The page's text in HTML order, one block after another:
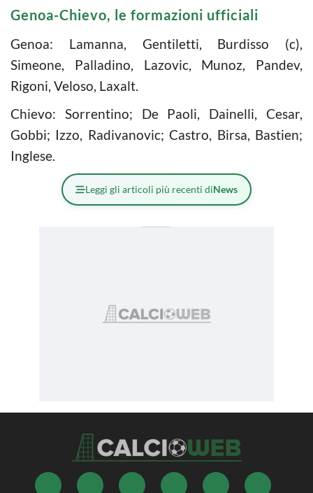
Genoa-Chievo, le formazioni ufficiali
Genoa: Lamanna, Gentiletti, Burdisso (c),
Simeone, Palladino, Lazovic, Munoz, Pandev,
Rigoni, Veloso, Laxalt.
Chievo: Sorrentino; De Paoli, Dainelli, Cesar,
Gobbi; Izzo, Radivanovic; Castro, Birsa, Bastien;
Inglese.
Leggi gli articoli più recenti diNews